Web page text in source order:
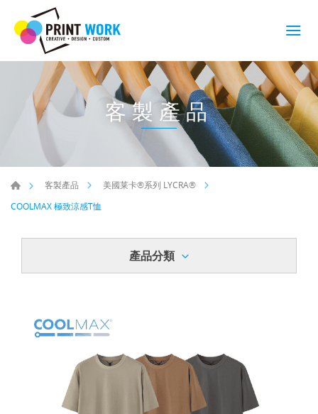
客製產品
客製產品
美國莱卡®系列 LYCRA®
COOLMAX 極致涼感T恤
產品分類